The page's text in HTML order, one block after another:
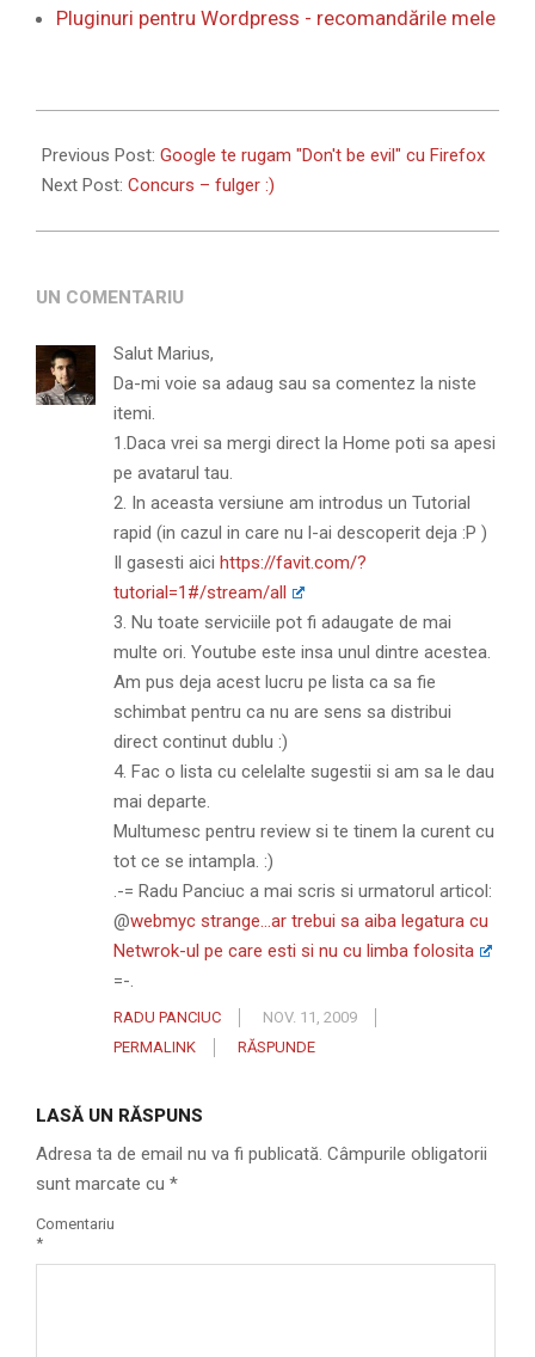
Pluginuri pentru Wordpress - recomandările mele
11-
10
Previous Post: Google te rugam "Don't be evil" cu Firefox
Next Post: Concurs – fulger :)
UN COMENTARIU
Salut Marius,
Da-mi voie sa adaug sau sa comentez la niste
itemi.
1.Daca vrei sa mergi direct la Home poti sa apesi
pe avatarul tau.
2. In aceasta versiune am introdus un Tutorial
rapid (in cazul in care nu l-ai descoperit deja :P )
Il gasesti aici https://favit.com/?
tutorial=1#/stream/all
3. Nu toate serviciile pot fi adaugate de mai
multe ori. Youtube este insa unul dintre acestea.
Am pus deja acest lucru pe lista ca sa fie
schimbat pentru ca nu are sens sa distribui
direct continut dublu :)
4. Fac o lista cu celelalte sugestii si am sa le dau
mai departe.
Multumesc pentru review si te tinem la curent cu
tot ce se intampla. :)
.-= Radu Panciuc a mai scris si urmatorul articol:
@webmyc strange…ar trebui sa aiba legatura cu
Netwrok-ul pe care esti si nu cu limba folosita
=-.
RADU PANCIUC
NOV. 11, 2009
PERMALINK
RĂSPUNDE
LASĂ UN RĂSPUNS
Adresa ta de email nu va fi publicată. Câmpurile obligatorii
sunt marcate cu *
Comentariu
*